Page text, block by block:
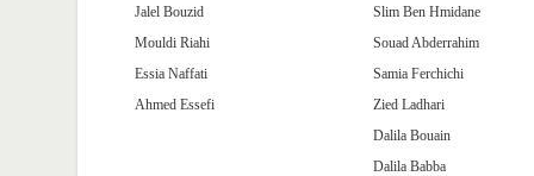
Jalel Bouzid
Mouldi Riahi
Essia Naffati
Ahmed Essefi
Slim Ben Hmidane
Souad Abderrahim
Samia Ferchichi
Zied Ladhari
Dalila Bouain
Dalila Babba